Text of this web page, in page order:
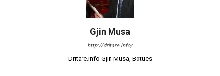
Gjin Musa
http://dritare.info/
Dritare.Info Gjin Musa, Botues